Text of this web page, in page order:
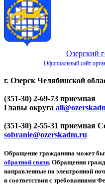
Озерский
Официальный сайт
г. Озерск Челябинской
(351-30) 2-69-73 приемная
Главы округа
(351-30) 2-55-31 приемная
sobranie@ozerskadm.ru
Обращение гражданина может
обратной связи. Обращения
направленные по электронной
в соответствии с требованиями